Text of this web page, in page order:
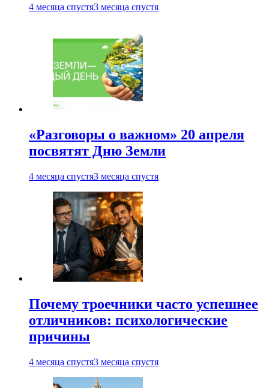
4 месяца спустя3 месяца спустя
«Разговоры о важном» 20 апреля
посвятят Дню Земли
4 месяца спустя3 месяца спустя
Почему троечники часто успешнее
отличников: психологические
причины
4 месяца спустя3 месяца спустя